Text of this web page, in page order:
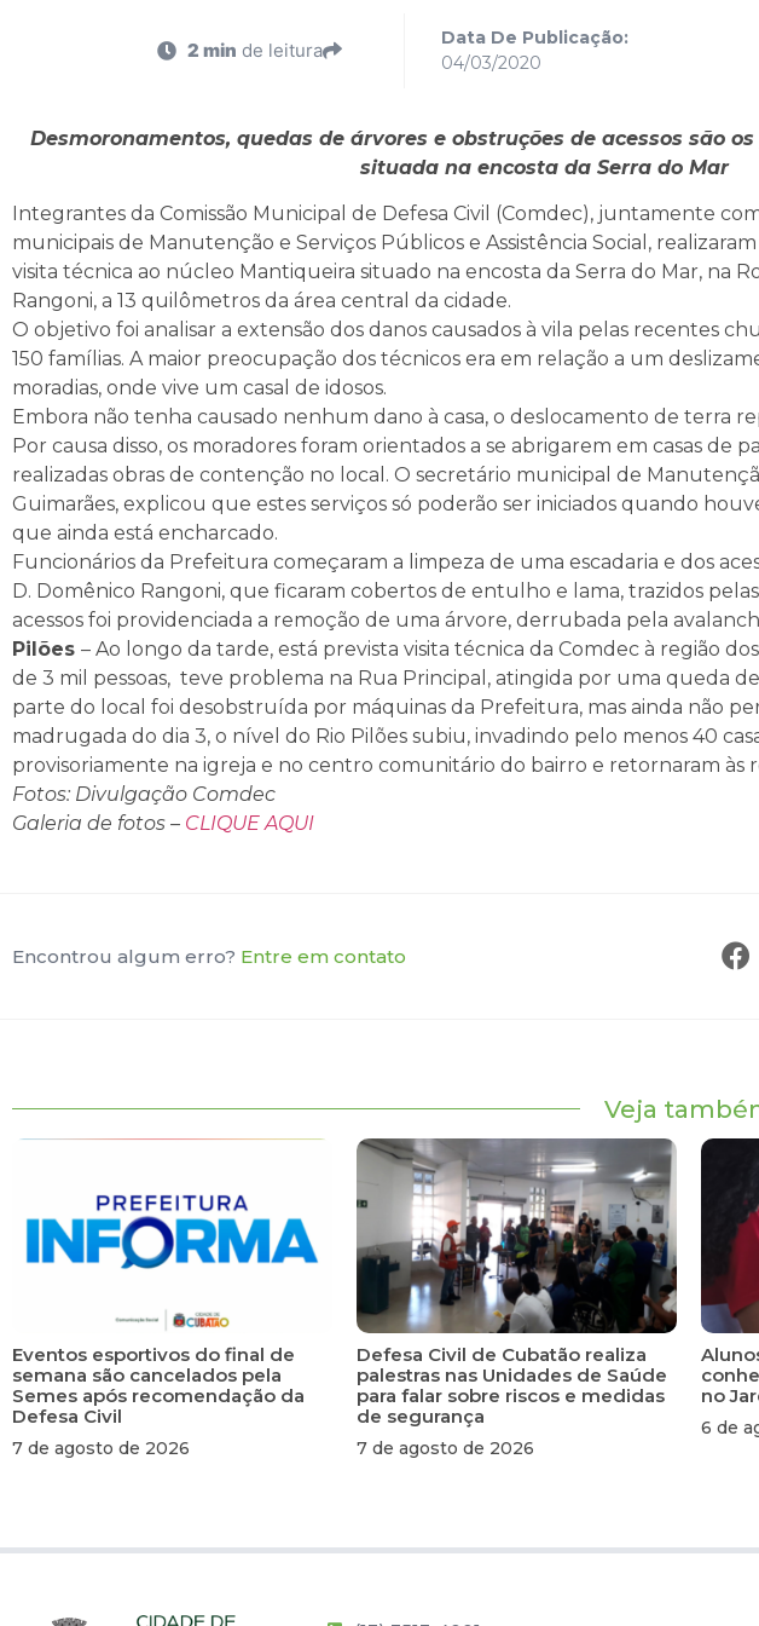
2 min de leitura
Data De Publicação:
04/03/2020
Desmoronamentos, quedas de árvores e obstruções de acessos são
situada na encosta da Serra do Mar
Integrantes da Comissão Municipal de Defesa Civil (Comdec), juntamente
municipais de Manutenção e Serviços Públicos e Assistência Social,
visita técnica ao núcleo Mantiqueira situado na encosta da Serra do Mar, na
Rangoni, a 13 quilômetros da área central da cidade.
O objetivo foi analisar a extensão dos danos causados à vila pelas recentes
150 famílias. A maior preocupação dos técnicos era em relação a um
moradias, onde vive um casal de idosos.
Embora não tenha causado nenhum dano à casa, o deslocamento de terra
Por causa disso, os moradores foram orientados a se abrigarem em casas de
realizadas obras de contenção no local. O secretário municipal de
Guimarães, explicou que estes serviços só poderão ser iniciados quando
que ainda está encharcado.
Funcionários da Prefeitura começaram a limpeza de uma escadaria e dos
D. Domênico Rangoni, que ficaram cobertos de entulho e lama, trazidos
acessos foi providenciada a remoção de uma árvore, derrubada pela
Pilões – Ao longo da tarde, está prevista visita técnica da Comdec à região
de 3 mil pessoas, teve problema na Rua Principal, atingida por uma queda
parte do local foi desobstruída por máquinas da Prefeitura, mas ainda não
madrugada do dia 3, o nível do Rio Pilões subiu, invadindo pelo menos 40
provisoriamente na igreja e no centro comunitário do bairro e retornaram às
Fotos: Divulgação Comdec
Galeria de fotos – CLIQUE AQUI
Encontrou algum erro? Entre em contato
Veja
Eventos esportivos do final de
semana são cancelados pela
Semes após recomendação da
Defesa Civil
7 de agosto de 2026
Defesa Civil de Cubatão realiza
palestras nas Unidades de Saúde
para falar sobre riscos e medidas
de segurança
7 de agosto de 2026
no
6 de